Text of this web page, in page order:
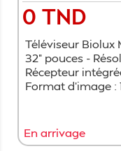
Prix
0 TND
Téléviseur Biolux
32" pouces -
Récepteur
Format d'image :
En arrivage